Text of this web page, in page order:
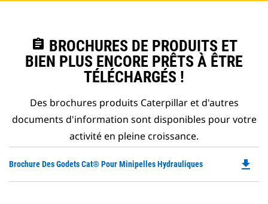
assignment BROCHURES DE PRODUITS ET
BIEN PLUS ENCORE PRÊTS À ÊTRE
TÉLÉCHARGÉS !
Des brochures produits Caterpillar et d'autres
documents d'information sont disponibles pour votre
activité en pleine croissance.
Brochure Des Godets Cat® Pour Minipelles Hydrauliques file_download